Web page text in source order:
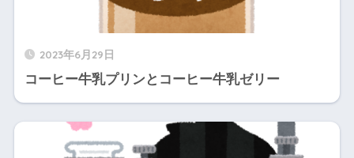
2023年6月29日
コーヒー牛乳プリンとコーヒー牛乳ゼリー